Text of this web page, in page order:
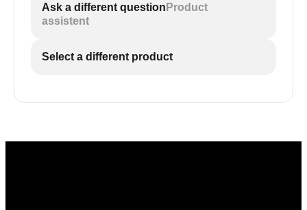
Ask a different question Product
assistent
Select a different product